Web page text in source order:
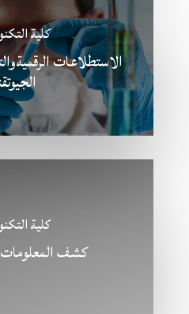
كلية
الاستطلاعات
كلية
كشف